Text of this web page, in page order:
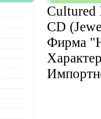
Cultured
CD
Фирма